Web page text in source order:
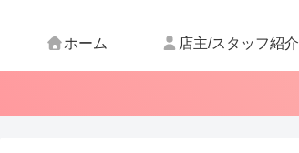
ホーム 店主/スタッフ紹介